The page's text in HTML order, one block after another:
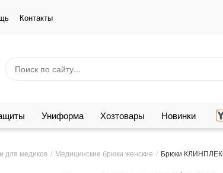
Контакты
Униформа Хозтовары Новинки
для медиков Медицинские брюки женские Брюки